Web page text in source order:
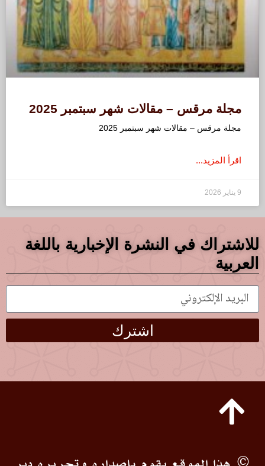
مجلة مرقس – مقالات شهر سبتمبر 2025
مجلة مرقس – مقالات شهر سبتمبر 2025
اقرأ المزيد...
9 يناير 2026
للاشتراك في النشرة الإخبارية باللغة
العربية
اشترك